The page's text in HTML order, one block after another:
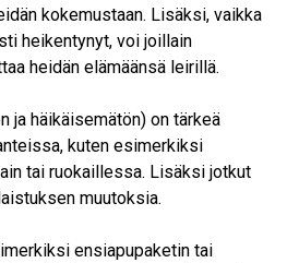
kokemustaan. Lisäksi, vaikka
heikentynyt, voi joillain
heidän elämäänsä leirillä.
ja häikäisemätön) on tärkeä
kuten esimerkiksi
tai ruokaillessa. Lisäksi jotkut
muutoksia.
ensiapupaketin tai